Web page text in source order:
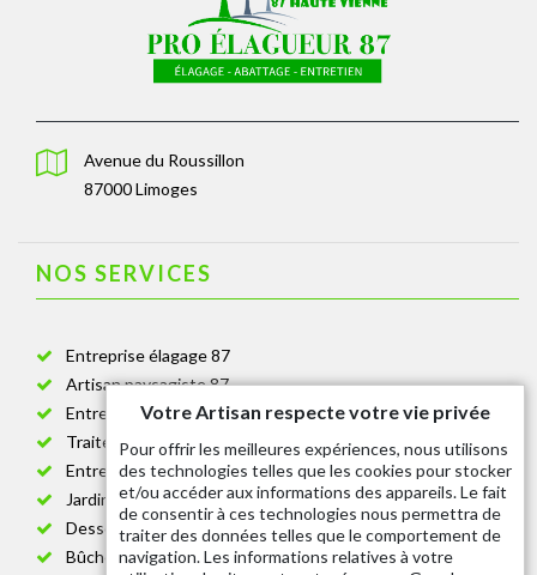
Avenue du Roussillon
87000 Limoges
NOS SERVICES
Entreprise élagage 87
Artisan paysagiste 87
Entreprise de jardinage 87
Traitement anti-chenille 87
Entreprise abattage arbre 87
Jardinier taille de haie 87
Dessouchage arbre et haie 87
Bûcheron 87
Votre Artisan respecte votre vie privée
Pour offrir les meilleures expériences, nous utilisons
des technologies telles que les cookies pour stocker
et/ou accéder aux informations des appareils. Le fait
de consentir à ces technologies nous permettra de
traiter des données telles que le comportement de
navigation. Les informations relatives à votre